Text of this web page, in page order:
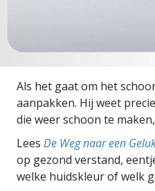
Als het gaat om het
aanpakken. Hij weet
die weer schoon te
Lees De Weg naar een
op gezond verstand,
welke huidskleur of welk